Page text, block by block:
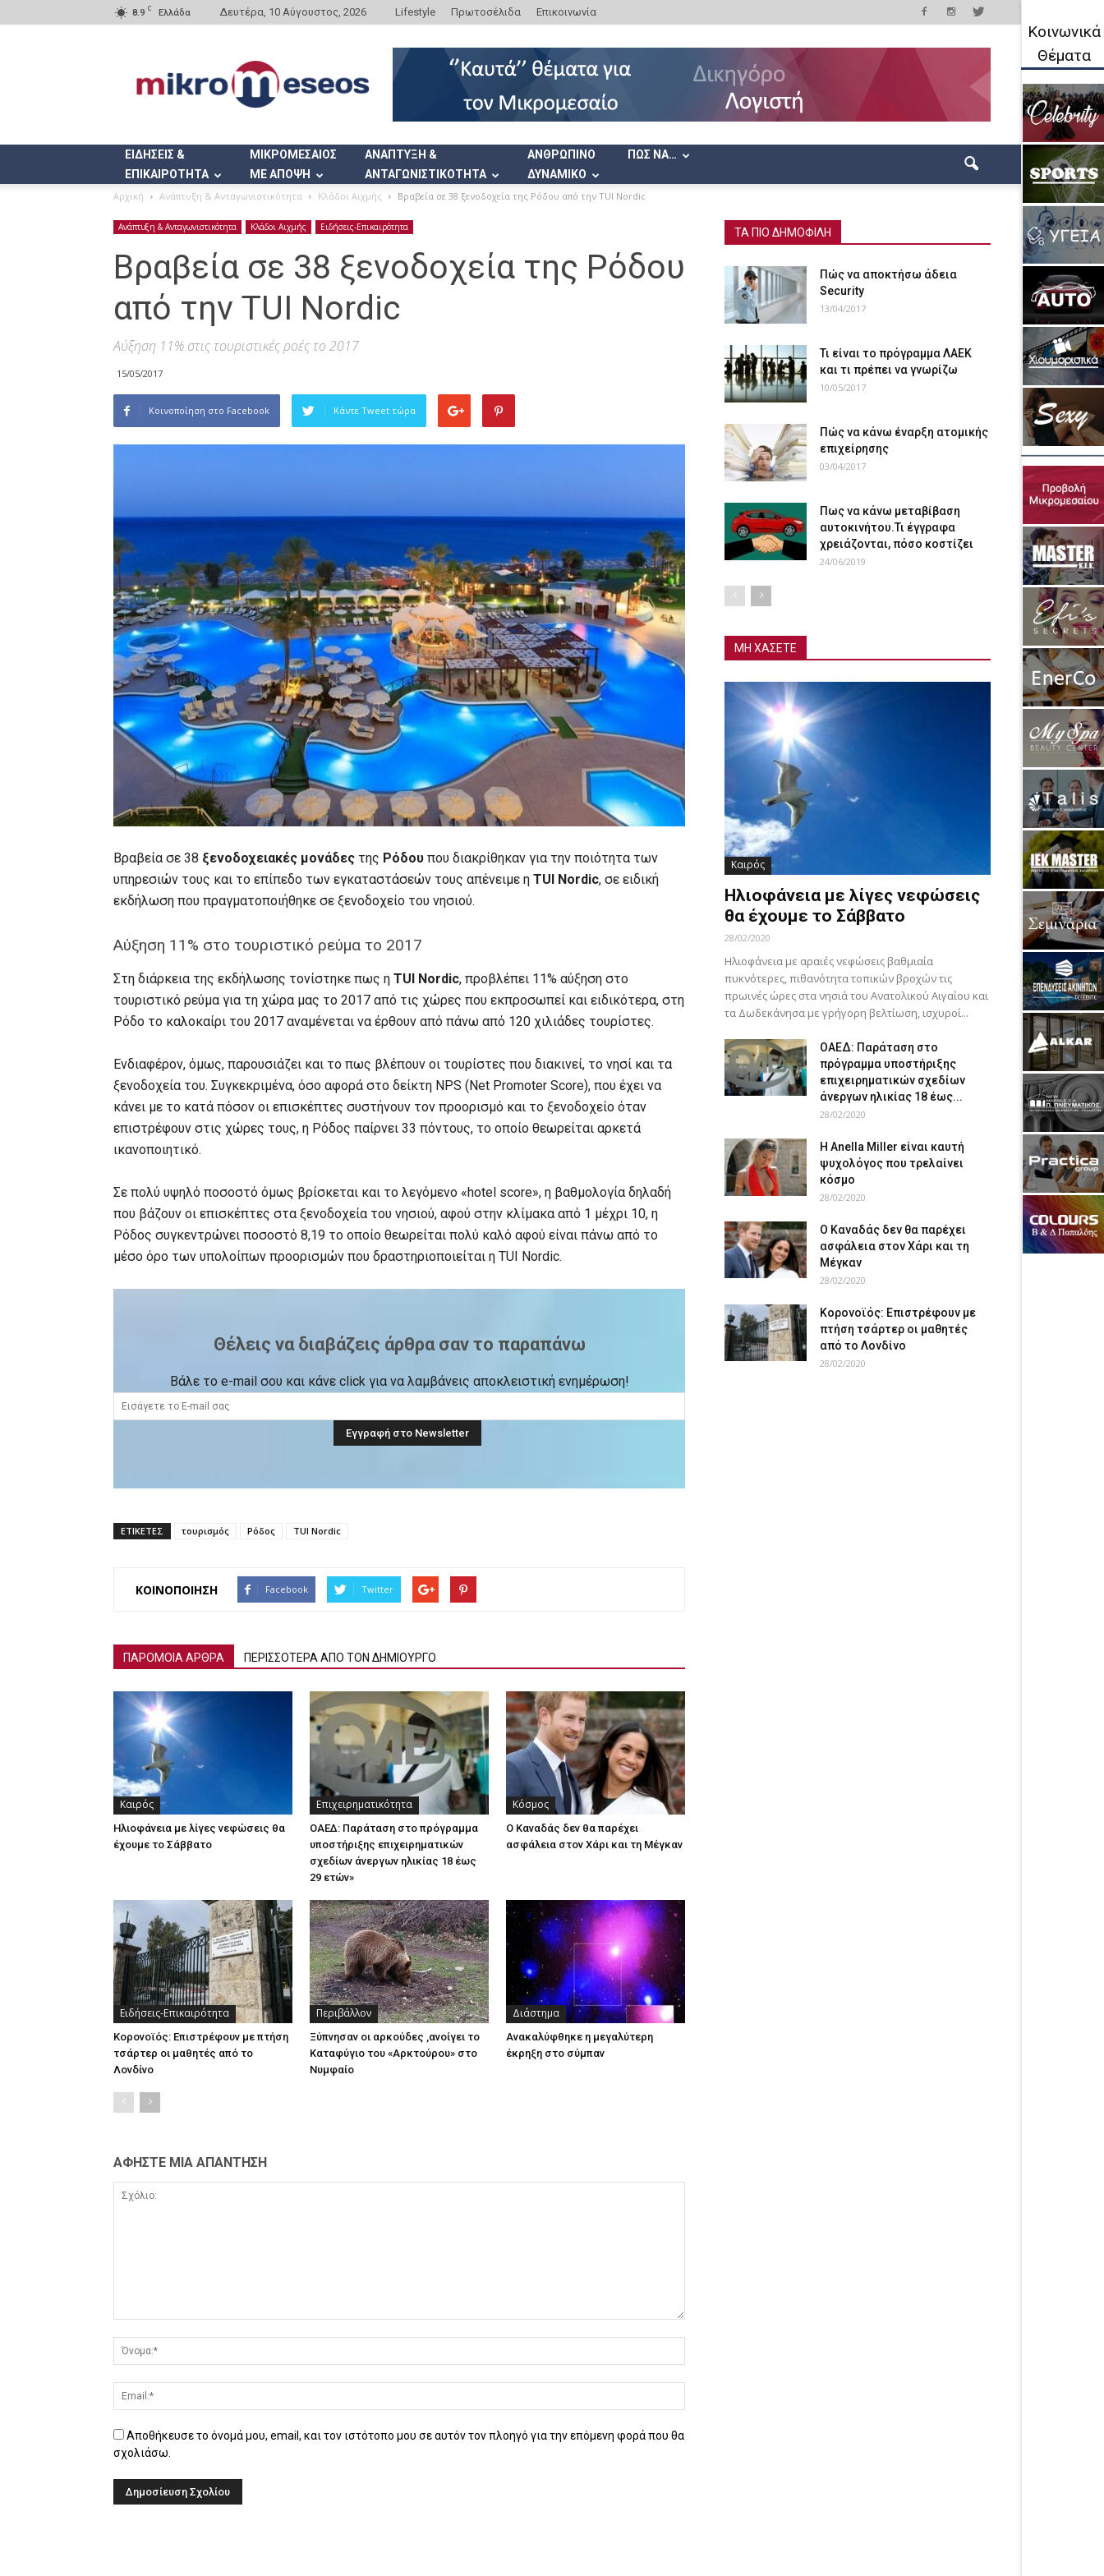
8.9 C Ελλάδα Δευτέρα, 10 Αύγουστος, 2026 Lifestyle Πρωτοσέλιδα Επικοινωνία
ΕΙΔΗΣΕΙΣ &
ΕΠΙΚΑΙΡΟΤΗΤΑ
ΜΙΚΡΟΜΕΣΑΙΟΣ
ΜΕ ΑΠΟΨΗ
ΑΝΑΠΤΥΞΗ &
ΑΝΤΑΓΩΝΙΣΤΙΚΟΤΗΤΑ
ΑΝΘΡΩΠΙΝΟ
ΔΥΝΑΜΙΚΟ
ΠΩΣ ΝΑ…
Αρχική Ανάπτυξη & Ανταγωνιστικότητα Κλάδοι Αιχμής Βραβεία σε 38 ξενοδοχεία της Ρόδου από την TUI Nordic
Ανάπτυξη & Ανταγωνιστικότητα Κλάδοι Αιχμής Ειδήσεις-Επικαιρότητα
Βραβεία σε 38 ξενοδοχεία της Ρόδου
από την TUI Nordic
Αύξηση 11% στις τουριστικές ροές το 2017
15/05/2017
Κοινοποίηση στο Facebook Κάντε Tweet τώρα
Βραβεία σε 38 ξενοδοχειακές μονάδες της Ρόδου που διακρίθηκαν για την ποιότητα των
υπηρεσιών τους και το επίπεδο των εγκαταστάσεών τους απένειμε η TUI Nordic, σε ειδική
εκδήλωση που πραγματοποιήθηκε σε ξενοδοχείο του νησιού.
Αύξηση 11% στο τουριστικό ρεύμα το 2017
Στη διάρκεια της εκδήλωσης τονίστηκε πως η TUI Nordic, προβλέπει 11% αύξηση στο
τουριστικό ρεύμα για τη χώρα μας το 2017 από τις χώρες που εκπροσωπεί και ειδικότερα, στη
Ρόδο το καλοκαίρι του 2017 αναμένεται να έρθουν από πάνω από 120 χιλιάδες τουρίστες.
Ενδιαφέρον, όμως, παρουσιάζει και το πως βλέπουν οι τουρίστες που διακινεί, το νησί και τα
ξενοδοχεία του. Συγκεκριμένα, όσο αφορά στο δείκτη NPS (Net Promoter Score), που έχει να
κάνει με το κατά πόσον οι επισκέπτες συστήνουν τον προορισμό και το ξενοδοχείο όταν
επιστρέφουν στις χώρες τους, η Ρόδος παίρνει 33 πόντους, το οποίο θεωρείται αρκετά
ικανοποιητικό.
Σε πολύ υψηλό ποσοστό όμως βρίσκεται και το λεγόμενο «hotel score», η βαθμολογία δηλαδή
που βάζουν οι επισκέπτες στα ξενοδοχεία του νησιού, αφού στην κλίμακα από 1 μέχρι 10, η
Ρόδος συγκεντρώνει ποσοστό 8,19 το οποίο θεωρείται πολύ καλό αφού είναι πάνω από το
μέσο όρο των υπολοίπων προορισμών που δραστηριοποιείται η TUI Nordic.
Θέλεις να διαβάζεις άρθρα σαν το παραπάνω
Βάλε το e-mail σου και κάνε click για να λαμβάνεις αποκλειστική ενημέρωση!
ΕΤΙΚΕΤΕΣ τουρισμός Ρόδος TUI Nordic
ΚΟΙΝΟΠΟΙΗΣΗ Facebook Twitter
ΠΑΡΟΜΟΙΑ ΑΡΘΡΑ ΠΕΡΙΣΣΟΤΕΡΑ ΑΠΟ ΤΟΝ ΔΗΜΙΟΥΡΓΟ
Καιρός
Ηλιοφάνεια με λίγες νεφώσεις θα
έχουμε το Σάββατο
Επιχειρηματικότητα
ΟΑΕΔ: Παράταση στο πρόγραμμα
υποστήριξης επιχειρηματικών
σχεδίων άνεργων ηλικίας 18 έως
29 ετών»
Κόσμος
Ο Καναδάς δεν θα παρέχει
ασφάλεια στον Χάρι και τη Μέγκαν
Ειδήσεις-Επικαιρότητα
Κορονοϊός: Επιστρέφουν με πτήση
τσάρτερ οι μαθητές από το
Λονδίνο
Περιβάλλον
Ξύπνησαν οι αρκούδες ,ανοίγει το
Καταφύγιο του «Αρκτούρου» στο
Νυμφαίο
Διάστημα
Ανακαλύφθηκε η μεγαλύτερη
έκρηξη στο σύμπαν
ΑΦΗΣΤΕ ΜΙΑ ΑΠΑΝΤΗΣΗ
Αποθήκευσε το όνομά μου, email, και τον ιστότοπο μου σε αυτόν τον πλοηγό για την επόμενη φορά που θα
σχολιάσω.
ΤΑ ΠΙΟ ΔΗΜΟΦΙΛΗ
Πώς να αποκτήσω άδεια
Security
13/04/2017
Τι είναι το πρόγραμμα ΛΑΕΚ
και τι πρέπει να γνωρίζω
10/05/2017
Πώς να κάνω έναρξη ατομικής
επιχείρησης
03/04/2017
Πως να κάνω μεταβίβαση
αυτοκινήτου.Τι έγγραφα
χρειάζονται, πόσο κοστίζει
24/06/2019
ΜΗ ΧΑΣΕΤΕ
Καιρός
Ηλιοφάνεια με λίγες νεφώσεις
θα έχουμε το Σάββατο
28/02/2020
Ηλιοφάνεια με αραιές νεφώσεις βαθμιαία
πυκνότερες, πιθανότητα τοπικών βροχών τις
πρωινές ώρες στα νησιά του Ανατολικού Αιγαίου και
τα Δωδεκάνησα με γρήγορη βελτίωση, ισχυροί...
ΟΑΕΔ: Παράταση στο
πρόγραμμα υποστήριξης
επιχειρηματικών σχεδίων
άνεργων ηλικίας 18 έως...
28/02/2020
Η Anella Miller είναι καυτή
ψυχολόγος που τρελαίνει
κόσμο
28/02/2020
Ο Καναδάς δεν θα παρέχει
ασφάλεια στον Χάρι και τη
Μέγκαν
28/02/2020
Κορονοϊός: Επιστρέφουν με
πτήση τσάρτερ οι μαθητές
από το Λονδίνο
28/02/2020
Κοινωνικά
Θέματα